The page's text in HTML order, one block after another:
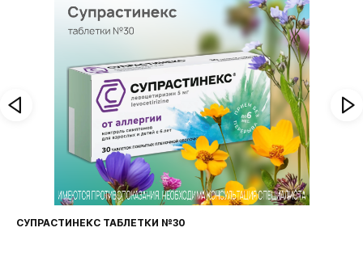
СУПРАСТИНЕКС ТАБЛЕТКИ №30